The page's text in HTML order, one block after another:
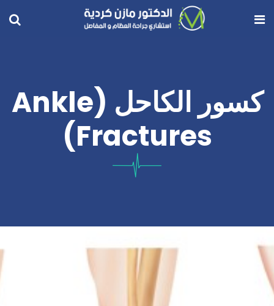
كسور الكاحل (Ankle
Fractures)